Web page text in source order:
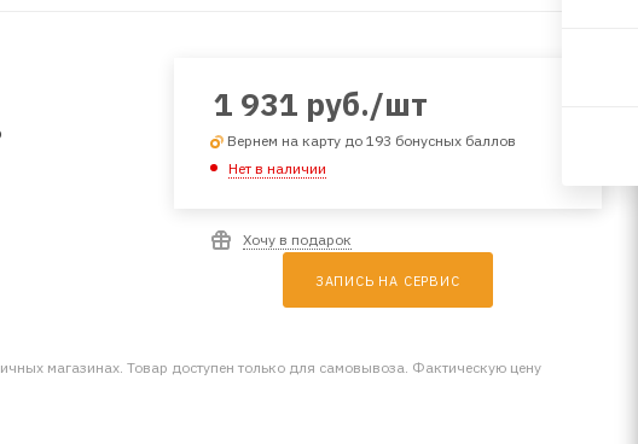
1 931 руб./шт
Вернем на карту до 193 бонусных баллов
Нет в наличии
Хочу в подарок
ЗАПИСЬ НА СЕРВИС
магазинах. Товар доступен только для самовывоза. Фактическую цену